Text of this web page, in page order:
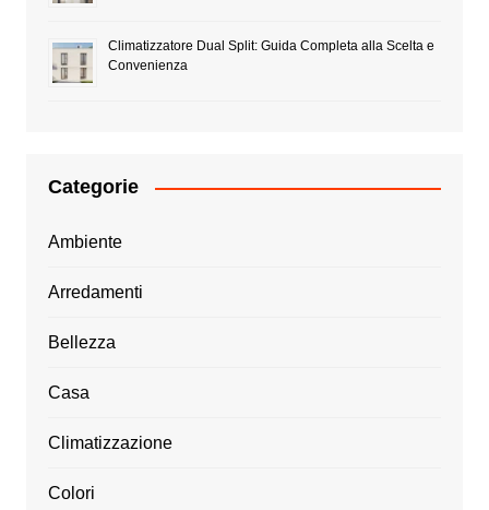
Climatizzatore Dual Split: Guida Completa alla Scelta e
Convenienza
Categorie
Ambiente
Arredamenti
Bellezza
Casa
Climatizzazione
Colori